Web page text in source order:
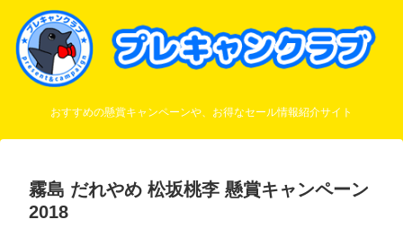
おすすめの懸賞キャンペーンや、お得なセール情報紹介サイト
霧島 だれやめ 松坂桃李 懸賞キャンペーン
2018